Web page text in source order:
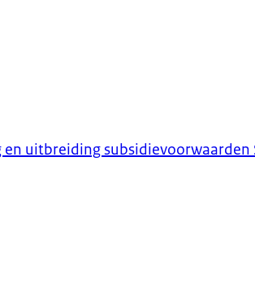
uitbreiding subsidievoorwaarden